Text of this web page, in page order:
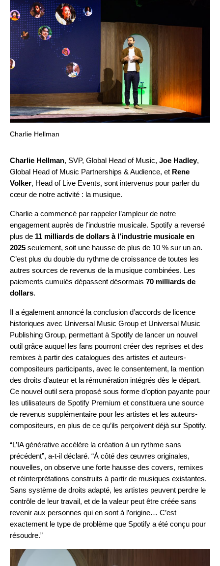
Charlie Hellman
Charlie Hellman, SVP, Global Head of Music, Joe Hadley,
Global Head of Music Partnerships & Audience, et Rene
Volker, Head of Live Events, sont intervenus pour parler du
cœur de notre activité : la musique.
Charlie a commencé par rappeler l’ampleur de notre
engagement auprès de l’industrie musicale. Spotify a reversé
plus de 11 milliards de dollars à l’industrie musicale en
2025 seulement, soit une hausse de plus de 10 % sur un an.
C’est plus du double du rythme de croissance de toutes les
autres sources de revenus de la musique combinées. Les
paiements cumulés dépassent désormais 70 milliards de
dollars.
Il a également annoncé la conclusion d’accords de licence
historiques avec Universal Music Group et Universal Music
Publishing Group, permettant à Spotify de lancer un nouvel
outil grâce auquel les fans pourront créer des reprises et des
remixes à partir des catalogues des artistes et auteurs-
compositeurs participants, avec le consentement, la mention
des droits d’auteur et la rémunération intégrés dès le départ.
Ce nouvel outil sera proposé sous forme d’option payante pour
les utilisateurs de Spotify Premium et constituera une source
de revenus supplémentaire pour les artistes et les auteurs-
compositeurs, en plus de ce qu’ils perçoivent déjà sur Spotify.
“L’IA générative accélère la création à un rythme sans
précédent”, a-t-il déclaré. “À côté des œuvres originales,
nouvelles, on observe une forte hausse des covers, remixes
et réinterprétations construits à partir de musiques existantes.
Sans système de droits adapté, les artistes peuvent perdre le
contrôle de leur travail, et de la valeur peut être créée sans
revenir aux personnes qui en sont à l’origine… C’est
exactement le type de problème que Spotify a été conçu pour
résoudre.”